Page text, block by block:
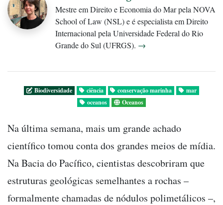
Mestre em Direito e Economia do Mar pela NOVA
School of Law (NSL) e é especialista em Direito
Internacional pela Universidade Federal do Rio
Grande do Sul (UFRGS). →
Biodiversidade ciência conservação marinha
mar
oceanos
Oceanos
Na última semana, mais um grande achado
científico tomou conta dos grandes meios de mídia.
Na Bacia do Pacífico, cientistas descobriram que
estruturas geológicas semelhantes a rochas –
formalmente chamadas de nódulos polimetálicos –,